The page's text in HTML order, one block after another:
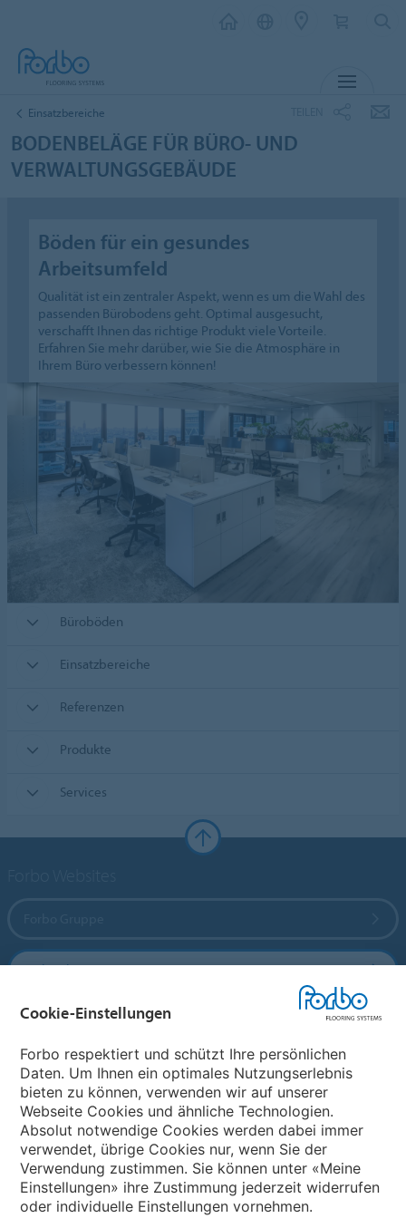
Einsatzbereiche
BODENBELÄGE FÜR BÜRO- UND
VERWALTUNGSGEBÄUDE
Böden für ein gesundes
Arbeitsumfeld
Qualität ist ein zentraler Aspekt, wenn es um die Wahl des
passenden Bürobodens geht. Optimal ausgesucht,
verschafft Ihnen das richtige Produkt viele Vorteile.
Erfahren Sie mehr darüber, wie Sie die Atmosphäre in
Ihrem Büro verbessern können!
Büroböden
Einsatzbereiche
Referenzen
Produkte
Services
Forbo Flooring Systems
Forbo Movement Systems
Land auswählen
Land auswählen
Cookie-Einstellungen
Forbo respektiert und schützt Ihre persönlichen
Daten. Um Ihnen ein optimales Nutzungserlebnis
bieten zu können, verwenden wir auf unserer
Webseite Cookies und ähnliche Technologien.
Absolut notwendige Cookies werden dabei immer
verwendet, übrige Cookies nur, wenn Sie der
Verwendung zustimmen. Sie können unter «Meine
Einstellungen» ihre Zustimmung jederzeit widerrufen
oder individuelle Einstellungen vornehmen.